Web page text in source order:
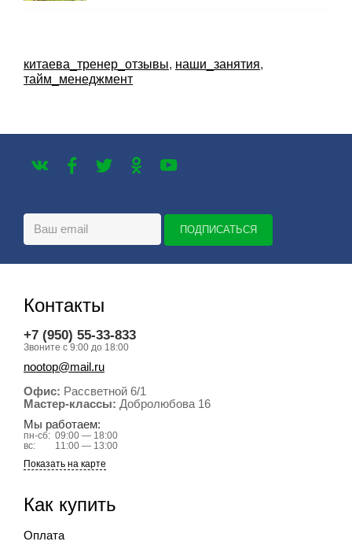
китаева_тренер_отзывы, наши_занятия,
тайм_менеджмент
Контакты
+7 (950) 55-33-833
Звоните с 9:00 до 18:00
nootop@mail.ru
Офис: Рассветной 6/1
Мастер-классы: Добролюбова 16
Мы работаем:
пн-сб: 09:00 — 18:00
вс:
11:00 — 13:00
Показать на карте
Как купить
Оплата